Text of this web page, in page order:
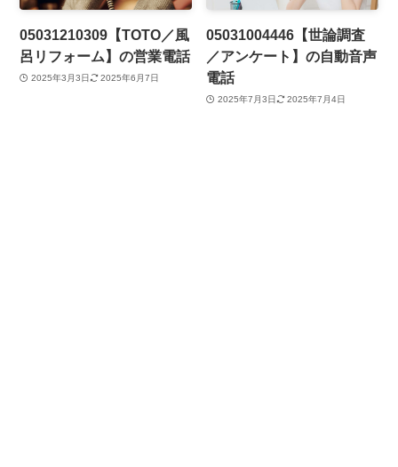
05031210309【TOTO／風
呂リフォーム】の営業電話
2025年3月3日 2025年6月7日
05031004446【世論調査
／アンケート】の自動音声
電話
2025年7月3日 2025年7月4日